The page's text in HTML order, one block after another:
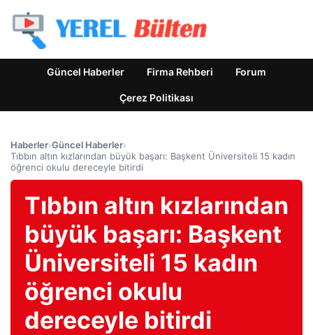
Güncel Haberler Firma Rehberi Forum
Çerez Politikası
Haberler›Güncel Haberler›
Tıbbın altın kızlarından büyük başarı: Başkent Üniversiteli 15 kadın
öğrenci okulu dereceyle bitirdi
Tıbbın altın kızlarından
büyük başarı: Başkent
Üniversiteli 15 kadın
öğrenci okulu
dereceyle bitirdi